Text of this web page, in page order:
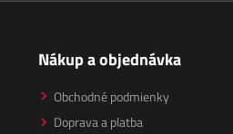
Nákup a objednávka
Obchodné podmienky
Doprava a platba